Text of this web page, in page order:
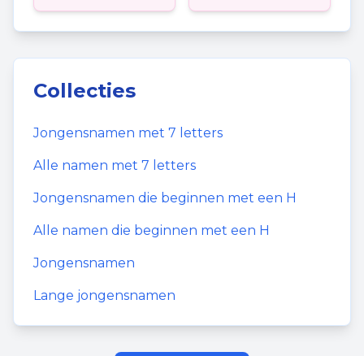
Collecties
Jongensnamen met 7 letters
Alle namen met 7 letters
Jongensnamen die beginnen met een H
Alle namen die beginnen met een H
Jongensnamen
Lange jongensnamen